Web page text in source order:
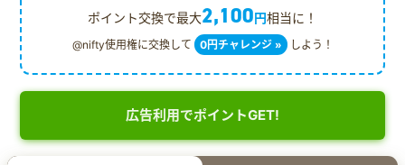
ポイント交換で最大2,100円相当に！
@nifty使用権に交換して 0円チャレンジ » しよう！
広告利用でポイントGET!